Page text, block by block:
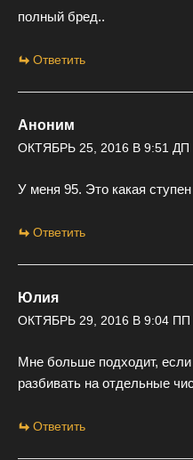
полный бред..
Ответить
Аноним
ОКТЯБРЬ 25, 2016 В 9:51 ДП
У меня 95. Это какая
Ответить
Юлия
ОКТЯБРЬ 29, 2016 В 9:04 ПП
Мне больше подходит,
разбивать на отдельные
Ответить